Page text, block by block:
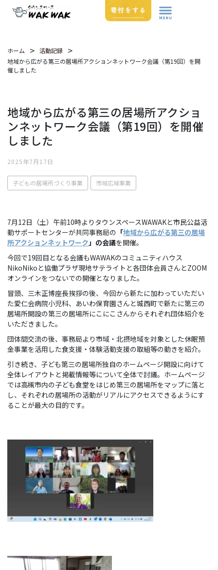
ホーム > 活動記録 >
地域から広がる第三の居場所アクションネットワーク会議（第19回）を開
催しました
地域から広がる第三の居場所アクショ
ンネットワーク会議（第19回）を開催
しました
2025年7月17日
子どもの居場所づくり事業 市域広域事業
7月12日（土）午前10時よりタウンスペースWAWAKと市民公益活
動サポートセンターが共同事務局の 「地域から広がる第三の居場
所アクションネットワーク」の会議を開催。
今回で19回目となる会議もWAWAKのコミュニティハウス
NikoNikoと協働プラザ現地サテライトと各団体会員さんとZOOM
オンラインをつないでの開催となりました。
冒頭、三木正博座長挨拶の後、今回から新たに加わっていただい
た愛仁会病院小児科、あいわ保育園さんと城西町で新たに第三の
居場所開設の第三の居場所にこにこさんからそれぞれ団体紹介を
いただきました。
団体間交流の後、事務局より市域・北摂地域を対象とした休眠預
金事業を活用した食支援・体験活動支援の取組等の動きを紹介。
引き続き、子ども第三の居場所独自のホームページ開設に向けて
全体レイアウトと掲載情報等について全体で討議。ホームページ
では高槻市内の子ども食堂をはじめ第三の居場所をマップに落と
し、それぞれの居場所の活動がリアルにアクセスできるようにす
ることが最大の目的です。